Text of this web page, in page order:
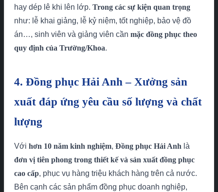
hay dép lê khi lên lớp. Trong các sự kiện quan trọng
như: lễ khai giảng, lễ kỷ niệm, tốt nghiệp, bảo vệ đồ
án…, sinh viên và giảng viên cần mặc đồng phục theo
quy định của Trường/Khoa.
4. Đồng phục Hải Anh – Xưởng sản
xuất đáp ứng yêu cầu số lượng và chất
lượng
Với hơn 10 năm kinh nghiệm, Đồng phục Hải Anh là
đơn vị tiên phong trong thiết kế và sản xuất đồng phục
cao cấp, phục vụ hàng triệu khách hàng trên cả nước.
Bên cạnh các sản phẩm đồng phục doanh nghiệp,